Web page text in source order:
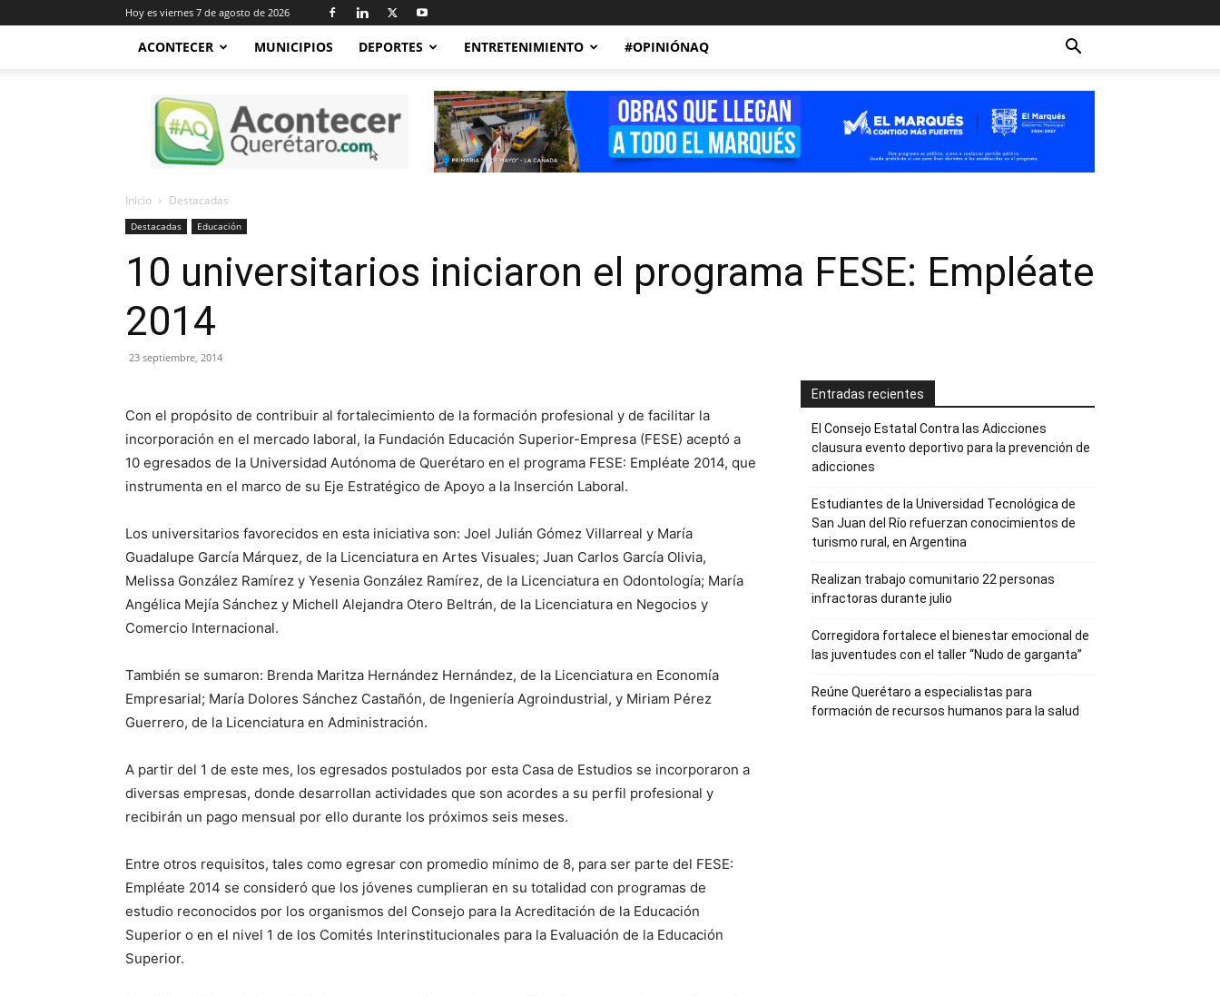
Hoy es viernes 7 de agosto de 2026
ACONTECER MUNICIPIOS DEPORTES ENTRETENIMIENTO #OPINIÓNAQ
Acontecer
Querétaro
Inicio Destacadas
Destacadas Educación
10 universitarios iniciaron el programa FESE: Empléate
2014
23 septiembre, 2014
Con el propósito de contribuir al fortalecimiento de la formación profesional y de facilitar la
incorporación en el mercado laboral, la Fundación Educación Superior-Empresa (FESE) aceptó a
10 egresados de la Universidad Autónoma de Querétaro en el programa FESE: Empléate 2014, que
instrumenta en el marco de su Eje Estratégico de Apoyo a la Inserción Laboral.
Los universitarios favorecidos en esta iniciativa son: Joel Julián Gómez Villarreal y María
Guadalupe García Márquez, de la Licenciatura en Artes Visuales; Juan Carlos García Olivia,
Melissa González Ramírez y Yesenia González Ramírez, de la Licenciatura en Odontología; María
Angélica Mejía Sánchez y Michell Alejandra Otero Beltrán, de la Licenciatura en Negocios y
Comercio Internacional.
También se sumaron: Brenda Maritza Hernández Hernández, de la Licenciatura en Economía
Empresarial; María Dolores Sánchez Castañón, de Ingeniería Agroindustrial, y Miriam Pérez
Guerrero, de la Licenciatura en Administración.
A partir del 1 de este mes, los egresados postulados por esta Casa de Estudios se incorporaron a
diversas empresas, donde desarrollan actividades que son acordes a su perfil profesional y
recibirán un pago mensual por ello durante los próximos seis meses.
Entre otros requisitos, tales como egresar con promedio mínimo de 8, para ser parte del FESE:
Empléate 2014 se consideró que los jóvenes cumplieran en su totalidad con programas de
estudio reconocidos por los organismos del Consejo para la Acreditación de la Educación
Superior o en el nivel 1 de los Comités Interinstitucionales para la Evaluación de la Educación
Superior.
Entradas recientes
El Consejo Estatal Contra las Adicciones
clausura evento deportivo para la prevención de
adicciones
Estudiantes de la Universidad Tecnológica de
San Juan del Río refuerzan conocimientos de
turismo rural, en Argentina
Realizan trabajo comunitario 22 personas
infractoras durante julio
Corregidora fortalece el bienestar emocional de
las juventudes con el taller ‘‘Nudo de garganta’’
Reúne Querétaro a especialistas para
formación de recursos humanos para la salud